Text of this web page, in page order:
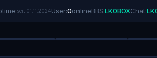
seit 01.11.2024User:0onlineBBS:LK0BOXChat: